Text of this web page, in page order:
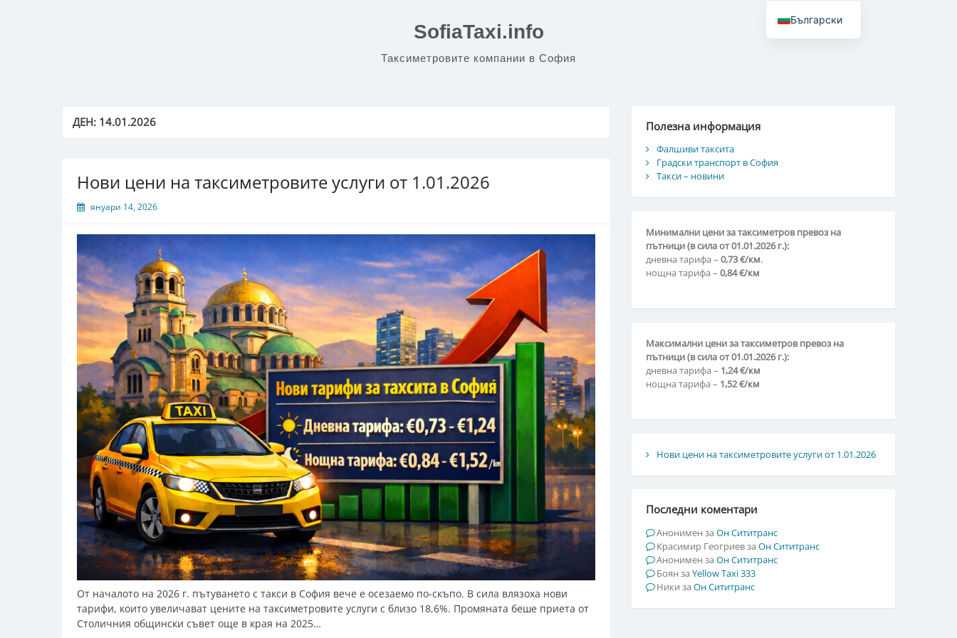
SofiaTaxi.info
Таксиметровите компании в София
ДЕН: 14.01.2026
Нови цени на таксиметровите услуги от 1.01.2026
януари 14, 2026
От началото на 2026 г. пътуването с такси в София вече е осезаемо по-скъпо. В сила влязоха нови
тарифи, които увеличават цените на таксиметровите услуги с близо 18,6%. Промяната беше приета от
Столичния общински съвет още в края на 2025…
Полезна информация
Фалшиви таксита
Градски транспорт в София
Такси – новини
Минимални цени за таксиметров превоз на
пътници (в сила от 01.01.2026 г.):
дневна тарифа – 0,73 €/км.
нощна тарифа – 0,84 €/км
Максимални цени за таксиметров превоз на
пътници (в сила от 01.01.2026 г.):
дневна тарифа – 1,24 €/км
​​​​​​​нощна тарифа – 1,52 €/км
Нови цени на таксиметровите услуги от 1.01.2026
Последни коментари
Анонимен за Он Сититранс
Красимир Геогриевза Он Сититранс
Анонимен за Он Сититранс
Боян за Yellow Taxi 333
Ники за Он Сититранс
Български